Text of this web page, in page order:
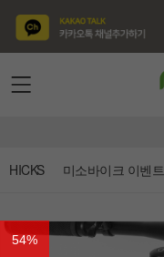
HICKS 미소바이크 이벤트
54%